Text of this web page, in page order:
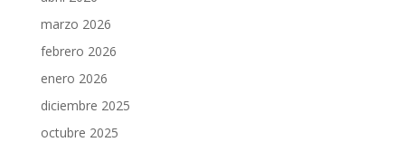
marzo 2026
febrero 2026
enero 2026
diciembre 2025
octubre 2025